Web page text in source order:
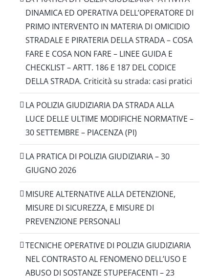
DINAMICA ED OPERATIVA DELL’OPERATORE DI
PRIMO INTERVENTO IN MATERIA DI OMICIDIO
STRADALE E PIRATERIA DELLA STRADA – COSA
FARE E COSA NON FARE – LINEE GUIDA E
CHECKLIST – ARTT. 186 E 187 DEL CODICE
DELLA STRADA. Criticità su strada: casi pratici
LA POLIZIA GIUDIZIARIA DA STRADA ALLA
LUCE DELLE ULTIME MODIFICHE NORMATIVE –
30 SETTEMBRE – PIACENZA (PI)
LA PRATICA DI POLIZIA GIUDIZIARIA – 30
GIUGNO 2026
MISURE ALTERNATIVE ALLA DETENZIONE,
MISURE DI SICUREZZA, E MISURE DI
PREVENZIONE PERSONALI
TECNICHE OPERATIVE DI POLIZIA GIUDIZIARIA
NEL CONTRASTO AL FENOMENO DELL’USO E
ABUSO DI SOSTANZE STUPEFACENTI – 23